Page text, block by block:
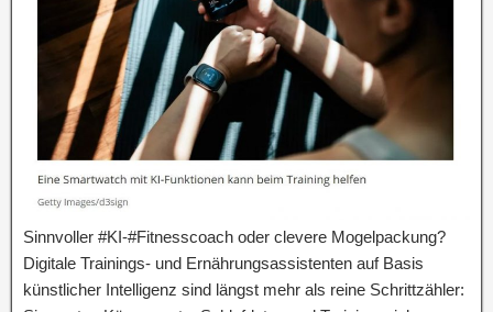
Sinnvoller #KI-#Fitnesscoach oder clevere Mogelpackung?
Digitale Trainings- und Ernährungsassistenten auf Basis
künstlicher Intelligenz sind längst mehr als reine Schrittzähler: